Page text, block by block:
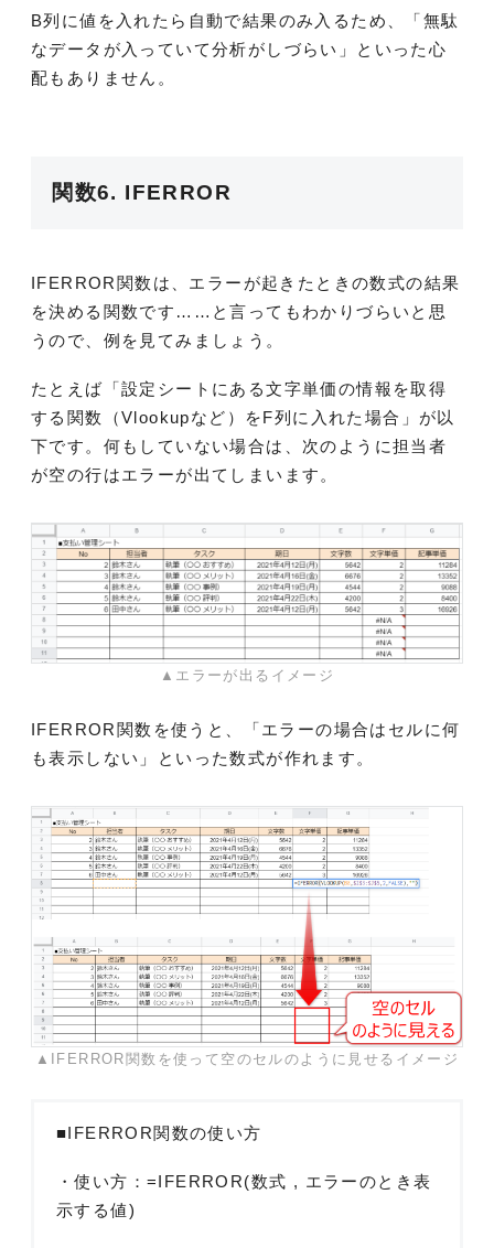
B列に値を入れたら自動で結果のみ入るため、「無駄
なデータが入っていて分析がしづらい」といった心
配もありません。
関数6. IFERROR
IFERROR関数は、エラーが起きたときの数式の結果
を決める関数です……と言ってもわかりづらいと思
うので、例を見てみましょう。
たとえば「設定シートにある文字単価の情報を取得
する関数（Vlookupなど）をF列に入れた場合」が以
下です。何もしていない場合は、次のように担当者
が空の行はエラーが出てしまいます。
▲エラーが出るイメージ
IFERROR関数を使うと、「エラーの場合はセルに何
も表示しない」といった数式が作れます。
▲IFERROR関数を使って空のセルのように見せるイメージ
■IFERROR関数の使い方
・使い方：=IFERROR(数式 , エラーのとき表
示する値)